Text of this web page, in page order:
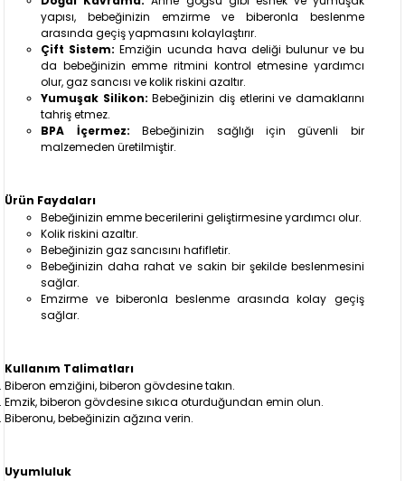
yapısı, bebeğinizin emzirme ve biberonla beslenme
arasında geçiş yapmasını kolaylaştırır.
Çift Sistem: Emziğin ucunda hava deliği bulunur ve bu
da bebeğinizin emme ritmini kontrol etmesine yardımcı
olur, gaz sancısı ve kolik riskini azaltır.
Yumuşak Silikon: Bebeğinizin diş etlerini ve damaklarını
tahriş etmez.
BPA İçermez: Bebeğinizin sağlığı için güvenli bir
malzemeden üretilmiştir.
Ürün Faydaları
Bebeğinizin emme becerilerini geliştirmesine yardımcı olur.
Kolik riskini azaltır.
Bebeğinizin gaz sancısını hafifletir.
Bebeğinizin daha rahat ve sakin bir şekilde beslenmesini
sağlar.
Emzirme ve biberonla beslenme arasında kolay geçiş
sağlar.
Kullanım Talimatları
Biberon emziğini, biberon gövdesine takın.
Emzik, biberon gövdesine sıkıca oturduğundan emin olun.
Biberonu, bebeğinizin ağzına verin.
Uyumluluk